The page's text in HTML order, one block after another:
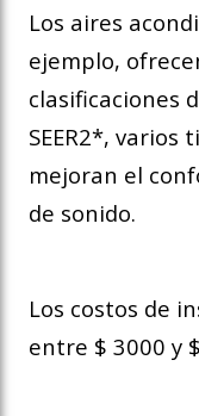
Los aires
ejemplo,
clasificaciones
SEER2*, varios
mejoran el
de sonido.
Los costos de
entre $ 3000 y